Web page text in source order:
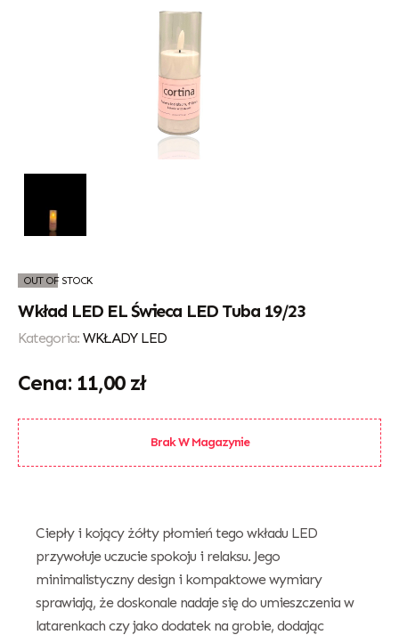
OUT OF STOCK
Wkład LED EL Świeca LED Tuba 19/23
Kategoria: WKŁADY LED
11,00 zł
Brak W Magazynie
Ciepły i kojący żółty płomień tego wkładu LED
przywołuje uczucie spokoju i relaksu. Jego
minimalistyczny design i kompaktowe wymiary
sprawiają, że doskonale nadaje się do umieszczenia w
latarenkach czy jako dodatek na grobie, dodając